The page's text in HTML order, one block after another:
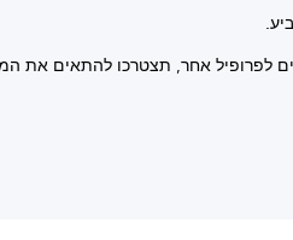
לפרופיל אחר, תצטרכו להתאים את